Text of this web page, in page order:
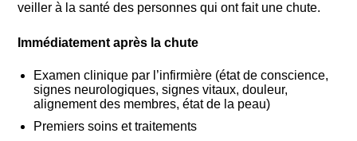
veiller à la santé des personnes qui ont fait une chute.
Immédiatement après la chute
Examen clinique par l’infirmière (état de conscience,
signes neurologiques, signes vitaux, douleur,
alignement des membres, état de la peau)
Premiers soins et traitements